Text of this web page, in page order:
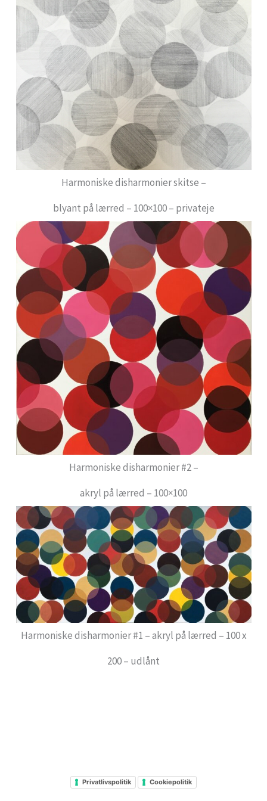
Harmoniske disharmonier skitse –
blyant på lærred – 100×100 – privateje
Harmoniske disharmonier #2 –
akryl på lærred – 100×100
Harmoniske disharmonier #1 – akryl på lærred – 100 x
200 – udlånt
Privatlivspolitik Cookiepolitik